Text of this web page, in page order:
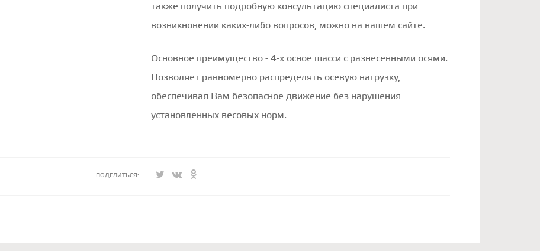
также получить подробную консультацию специалиста при
возникновении каких-либо вопросов, можно на нашем сайте.
Основное преимущество - 4-х осное шасси с разнесёнными осями.
Позволяет равномерно распределять осевую нагрузку,
обеспечивая Вам безопасное движение без нарушения
установленных весовых норм.
ПОДЕЛИТЬСЯ: